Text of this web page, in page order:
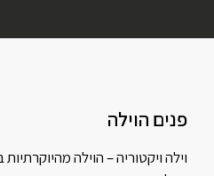
פנים הוילה
וילה ויקטוריה – הוילה